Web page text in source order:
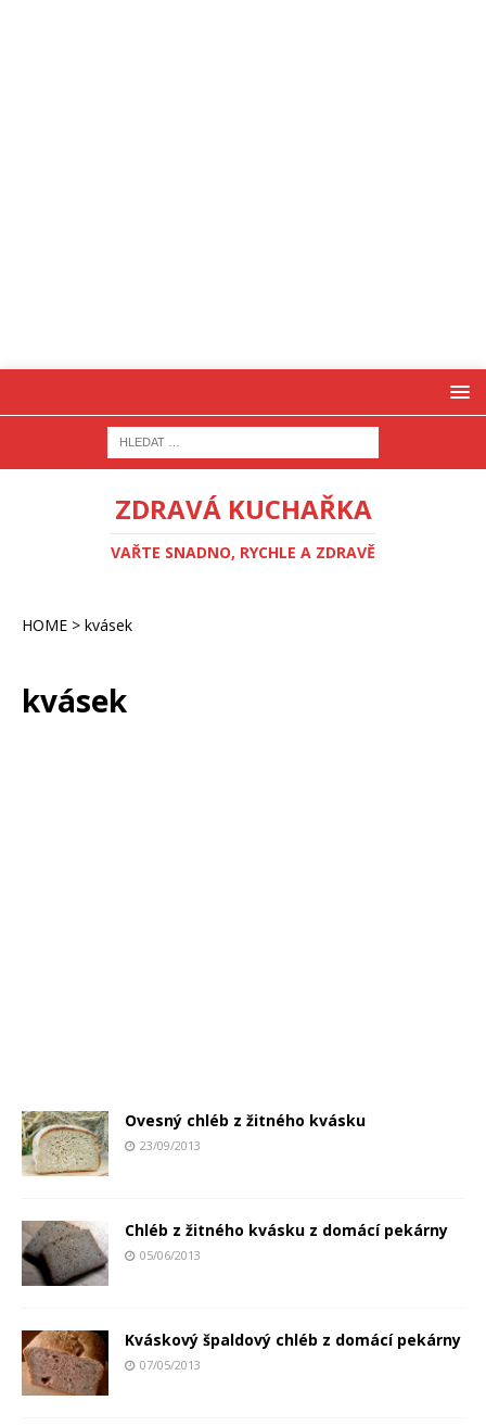
ZDRAVÁ KUCHAŘKA
VAŘTE SNADNO, RYCHLE A ZDRAVĚ
HOME > kvásek
kvásek
Ovesný chléb z žitného kvásku
23/09/2013
Chléb z žitného kvásku z domácí pekárny
05/06/2013
Kváskový špaldový chléb z domácí pekárny
07/05/2013